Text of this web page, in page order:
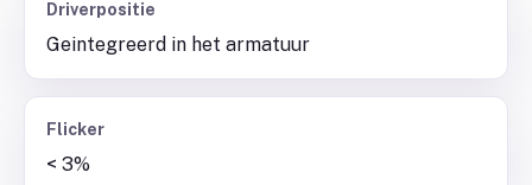
Driverpositie
Geintegreerd in het armatuur
Flicker
< 3%